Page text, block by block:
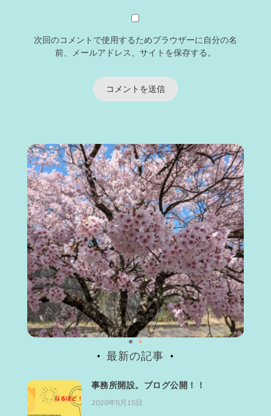
次回のコメントで使用するためブラウザーに自分の名
前、メールアドレス、サイトを保存する。
最新の記事
事務所開設。ブログ公開！！
2020年5月15日